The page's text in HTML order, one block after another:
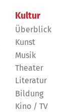
Kultur
Überblick
Kunst
Musik
Theater
Literatur
Bildung
Kino / TV